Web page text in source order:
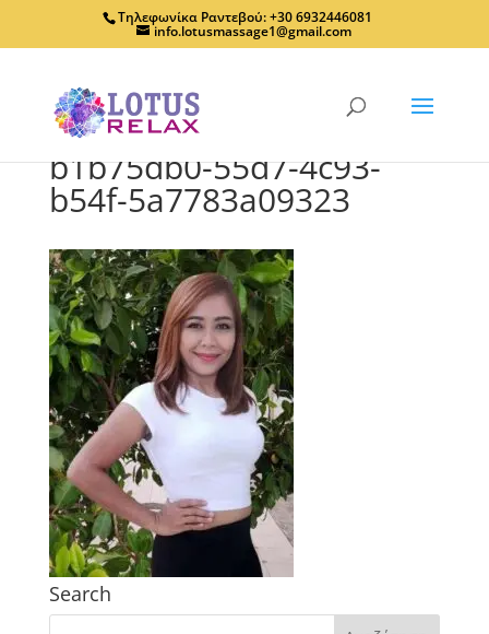
Τηλεφωνίκα Ραντεβού: +30 6932446081
info.lotusmassage1@gmail.com
b1b75db0-55d7-4c93-
b54f-5a7783a09323
Search